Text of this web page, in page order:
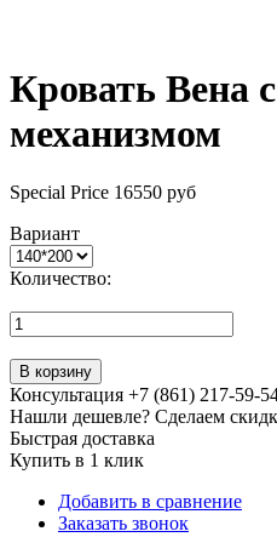
Кровать Вена
механизмом
Special Price 16550 руб
Вариант
Количество:
В корзину
Консультация +7 (861) 217-59-
Нашли дешевле? Сделаем
Быстрая доставка
Купить в 1 клик
Добавить в сравнение
Заказать звонок